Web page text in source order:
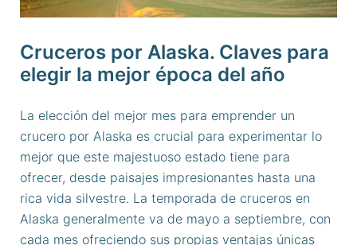
Cruceros por Alaska. Claves para
elegir la mejor época del año
La elección del mejor mes para emprender un
crucero por Alaska es crucial para experimentar lo
mejor que este majestuoso estado tiene para
ofrecer, desde paisajes impresionantes hasta una
rica vida silvestre. La temporada de cruceros en
Alaska generalmente va de mayo a septiembre, con
cada mes ofreciendo sus propias ventajas únicas